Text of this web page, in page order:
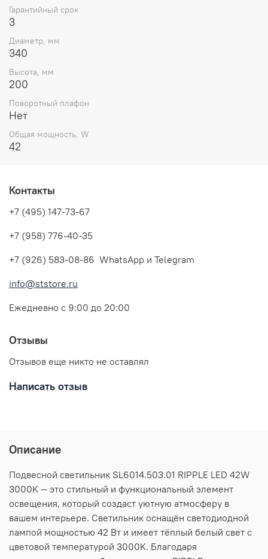
Гарантийный срок
3
Диаметр, мм
340
Высота, мм
200
Поворотный плафон
Нет
Общая мощность, W
42
Контакты
+7 (495) 147-73-67
+7 (958) 776-40-35
+7 (926) 583-08-86 WhatsApp и Telegram
info@ststore.ru
Ежедневно с 9:00 до 20:00
Отзывы
Отзывов еще никто не оставлял
Написать отзыв
Описание
Подвесной светильник SL6014.503.01 RIPPLE LED 42W
3000K — это стильный и функциональный элемент
освещения, который создаст уютную атмосферу в
вашем интерьере. Светильник оснащён светодиодной
лампой мощностью 42 Вт и имеет тёплый белый свет с
цветовой температурой 3000K. Благодаря